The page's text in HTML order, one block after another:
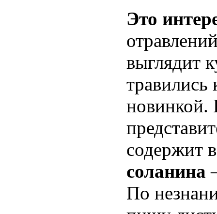
Это
выглядит
новинкой.
содержит
соланина
По